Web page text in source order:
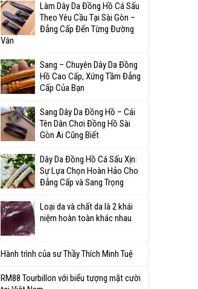
Làm Dây Da Đồng Hồ Cá Sấu
Theo Yêu Cầu Tại Sài Gòn –
Đẳng Cấp Đến Từng Đường
Vân
Sang – Chuyên Dây Da Đồng
Hồ Cao Cấp, Xứng Tầm Đẳng
Cấp Của Bạn
Sang Dây Da Đồng Hồ – Cái
Tên Dân Chơi Đồng Hồ Sài
Gòn Ai Cũng Biết
Dây Da Đồng Hồ Cá Sấu Xịn:
Sự Lựa Chọn Hoàn Hảo Cho
Đẳng Cấp và Sang Trọng
Loại da và chất da là 2 khái
niệm hoàn toàn khác nhau
Hành trình của sư Thầy Thích Minh Tuệ
RM88 Tourbillon với biểu tượng mặt cười